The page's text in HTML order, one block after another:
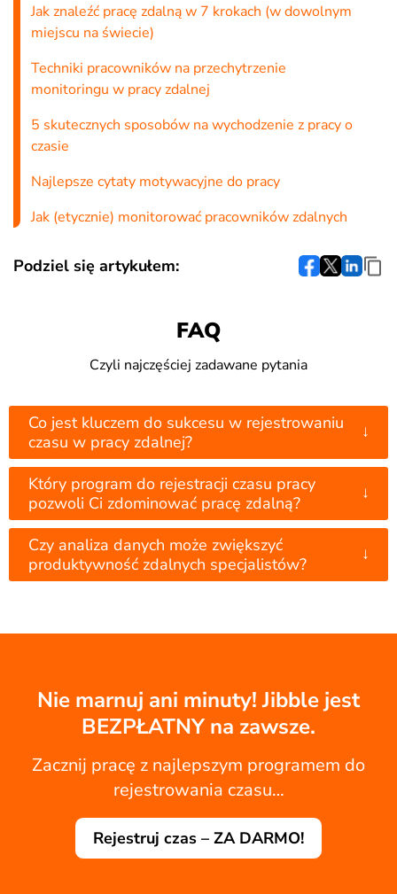
Jak znaleźć pracę zdalną w 7 krokach (w dowolnym
miejscu na świecie)
Techniki pracowników na przechytrzenie
monitoringu w pracy zdalnej
5 skutecznych sposobów na wychodzenie z pracy o
czasie
Najlepsze cytaty motywacyjne do pracy
Jak (etycznie) monitorować pracowników zdalnych
Podziel się artykułem:
FAQ
Czyli najczęściej zadawane pytania
Co jest kluczem do sukcesu w rejestrowaniu
czasu w pracy zdalnej?
↓
Który program do rejestracji czasu pracy
pozwoli Ci zdominować pracę zdalną?
↓
Czy analiza danych może zwiększyć
produktywność zdalnych specjalistów?
↓
Nie marnuj ani minuty! Jibble jest
BEZPŁATNY na zawsze.
Zacznij pracę z najlepszym programem do
rejestrowania czasu…
Rejestruj czas – ZA DARMO!